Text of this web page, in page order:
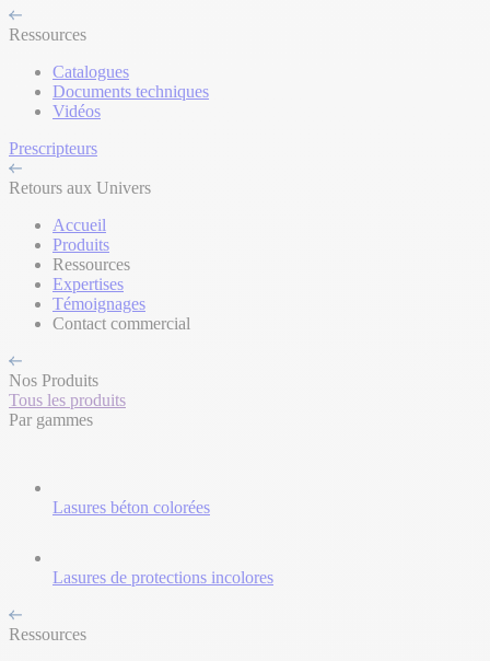
Ressources
Catalogues
Documents techniques
Vidéos
Prescripteurs
Retours aux Univers
Accueil
Produits
Ressources
Expertises
Témoignages
Contact commercial
Nos Produits
Tous les produits
Par gammes
Lasures béton colorées
Lasures de protections incolores
Ressources